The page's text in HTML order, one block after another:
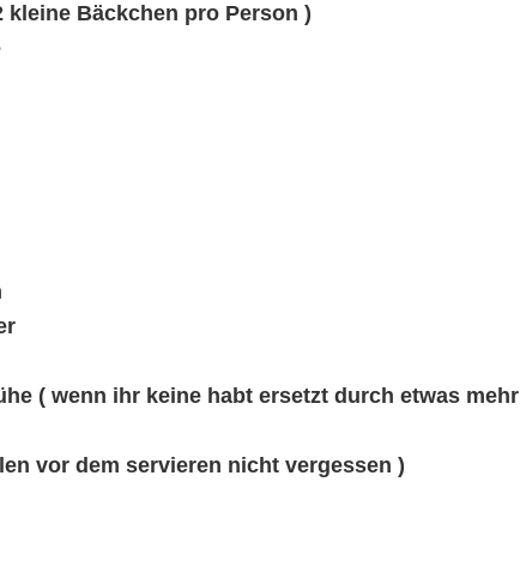
kleine Bäckchen pro Person )
( wenn ihr keine habt ersetzt durch etwas mehr
vor dem servieren nicht vergessen )